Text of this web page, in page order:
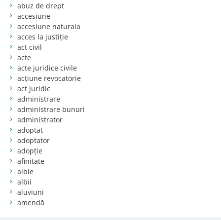
abuz de drept
accesiune
accesiune naturala
acces la justiție
act civil
acte
acte juridice civile
acțiune revocatorie
act juridic
administrare
administrare bunuri
administrator
adoptat
adoptator
adopție
afinitate
albie
albii
aluviuni
amendă